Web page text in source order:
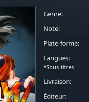
Genre:
Note:
Plate-forme:
Langues:
*Sous-titres
Livraison:
Éditeur: